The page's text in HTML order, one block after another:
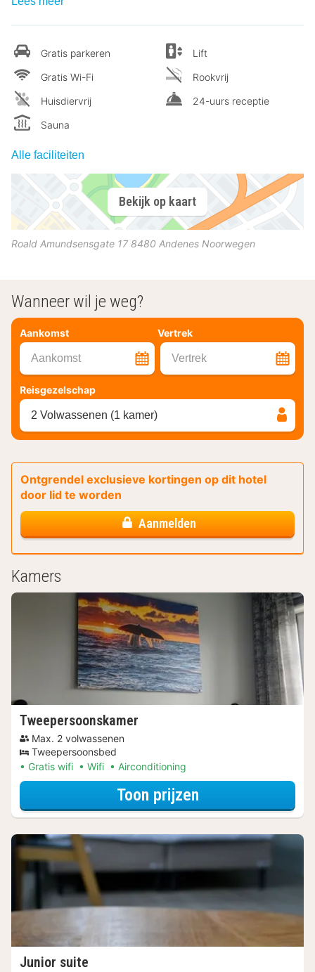
Gratis parkeren
Gratis Wi-Fi
Huisdiervrij
Sauna
Lift
Rookvrij
24-uurs receptie
Alle faciliteiten
Bekijk op kaart
Roald Amundsensgate 17 8480 Andenes Noorwegen
Wanneer wil je weg?
Aankomst Vertrek
Aankomst Vertrek
Reisgezelschap
2 Volwassenen (1 kamer)
Ontgrendel exclusieve kortingen op dit hotel
door lid te worden
Aanmelden
Kamers
Tweepersoonskamer
Max. 2 volwassenen
Tweepersoonsbed
Gratis wifi
Wifi Airconditioning
Toon prijzenvoor
Junior suite